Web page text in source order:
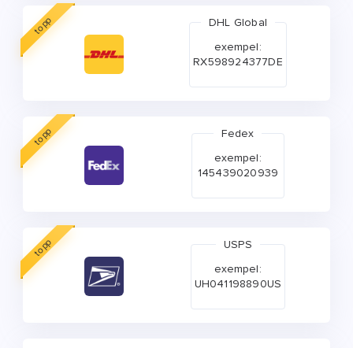
topp
DHL Global
exempel:
RX598924377DE
topp
Fedex
exempel:
145439020939
topp
USPS
exempel:
UH041198890US